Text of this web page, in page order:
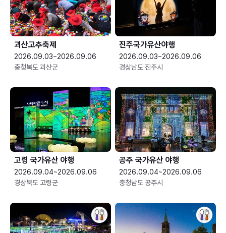
괴산고추축제
2026.09.03~2026.09.06
충청북도 괴산군
진주국가유산야행
2026.09.03~2026.09.06
경상남도 진주시
고령 국가유산 야행
2026.09.04~2026.09.06
경상북도 고령군
공주 국가유산 야행
2026.09.04~2026.09.06
충청남도 공주시